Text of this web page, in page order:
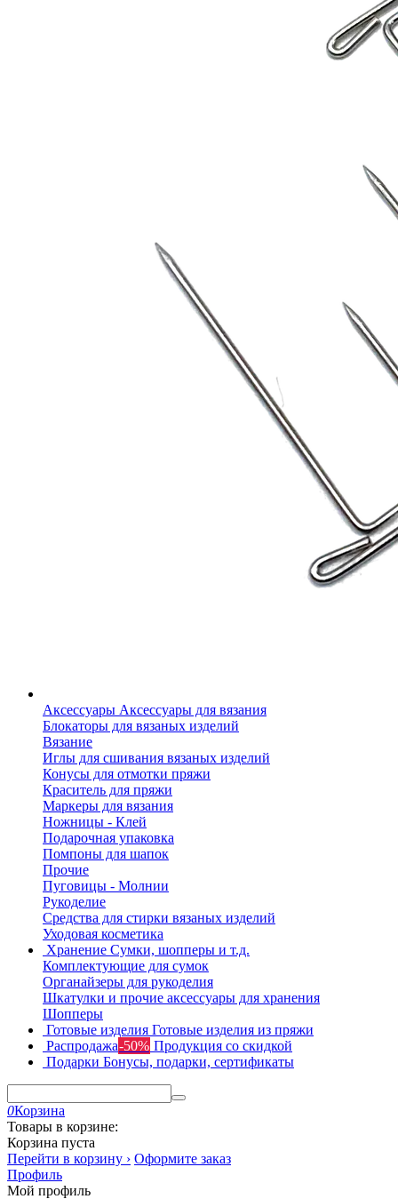
Аксессуары Аксессуары для вязания
Блокаторы для вязаных изделий
Вязание
Иглы для сшивания вязаных изделий
Конусы для отмотки пряжи
Краситель для пряжи
Маркеры для вязания
Ножницы - Клей
Подарочная упаковка
Помпоны для шапок
Прочие
Пуговицы - Молнии
Рукоделие
Средства для стирки вязаных изделий
Уходовая косметика
Хранение Сумки, шопперы и т.д.
Комплектующие для сумок
Органайзеры для рукоделия
Шкатулки и прочие аксессуары для хранения
Шопперы
Готовые изделия Готовые изделия из пряжи
Распродажа-50% Продукция со скидкой
Подарки Бонусы, подарки, сертификаты
0Корзина
Товары в корзине:
Корзина пуста
Перейти в корзину › Оформите заказ
Профиль
Мой профиль